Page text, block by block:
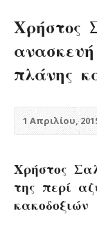
Χρήστος
πλάνης
1 Απριλίου,
Χρήστος
της περί
κακοδοξιών